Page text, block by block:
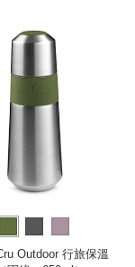
Outdoor 行旅保溫